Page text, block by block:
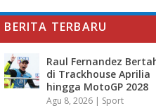
BERITA TERBARU
Raul Fernandez
di Trackhouse Aprilia
hingga MotoGP 2028
Agu 8, 2026 | Sport